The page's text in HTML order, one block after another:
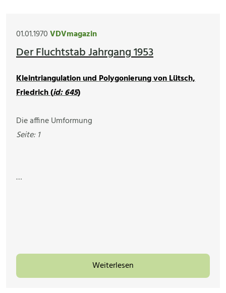
01.01.1970VDVmagazin
Der Fluchtstab Jahrgang 1953
Kleintriangulation und Polygonierung von Lütsch,
Friedrich (id: 645)
Die affine Umformung
Seite: 1
…
Weiterlesen